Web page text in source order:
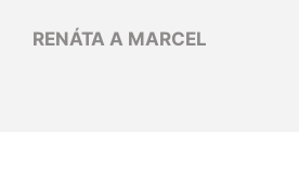
RENÁTA A MARCEL